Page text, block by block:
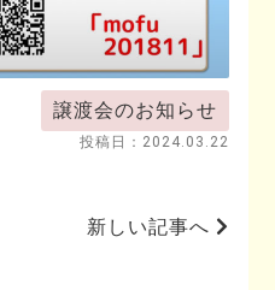
譲渡会のお知らせ
投稿日： 2024.03.22
新しい記事へ